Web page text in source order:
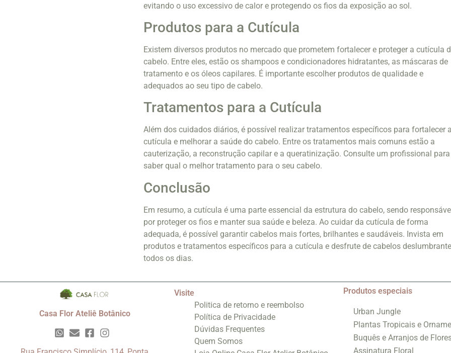
evitando o uso excessivo de calor e protegendo os fios da exposição ao sol.
Produtos para a Cutícula
Existem diversos produtos no mercado que prometem fortalecer e proteger a cutícula
cabelo. Entre eles, estão os shampoos e condicionadores hidratantes, as máscaras de
tratamento e os óleos capilares. É importante escolher produtos de qualidade e
adequados ao seu tipo de cabelo.
Tratamentos para a Cutícula
Além dos cuidados diários, é possível realizar tratamentos específicos para fortalecer a
cutícula e melhorar a saúde do cabelo. Entre os tratamentos mais comuns estão a
cauterização, a reconstrução capilar e a queratinização. Consulte um profissional para
saber qual o melhor tratamento para o seu cabelo.
Conclusão
Em resumo, a cutícula é uma parte essencial da estrutura do cabelo, sendo
por proteger os fios e manter sua saúde e beleza. Ao cuidar da cutícula de forma
adequada, é possível garantir cabelos mais fortes, brilhantes e saudáveis. Invista em
produtos e tratamentos específicos para a cutícula e desfrute de cabelos
todos os dias.
Casa Flor Ateliê Botânico
Visite
Politica de retorno e reembolso
Política de Privacidade
Dúvidas Frequentes
Quem Somos
Produtos especiais
Urban Jungle
Plantas Tropicais e
Buquês e Arranjos de
Assinatura Floral